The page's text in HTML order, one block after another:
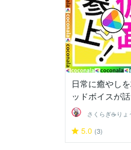
日常に癒やし
ッドボイスが
5.0 (3)